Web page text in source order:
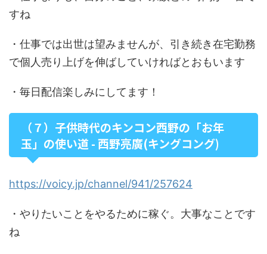
すね
・仕事では出世は望みませんが、引き続き在宅勤務
で個人売り上げを伸ばしていければとおもいます
・毎日配信楽しみにしてます！
（７）子供時代のキンコン西野の「お年
玉」の使い道 - 西野亮廣(キングコング)
https://voicy.jp/channel/941/257624
・やりたいことをやるために稼ぐ。大事なことです
ね